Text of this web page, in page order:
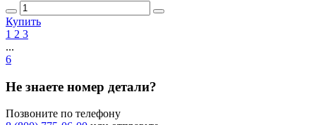
Купить
1 2 3
...
6
Не знаете номер детали?
Позвоните по телефону